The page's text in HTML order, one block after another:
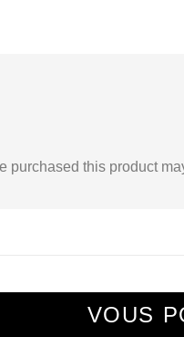
purchased this product
VOUS